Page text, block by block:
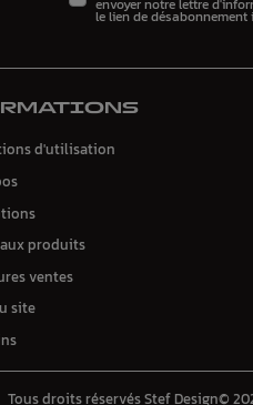
le lien de désabonnement
d'utilisation
produits
ventes
site
Tous droits réservés Stef Design©